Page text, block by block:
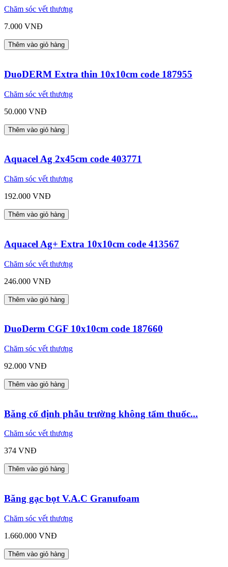
Chăm sóc vết thương
7.000 VNĐ
Thêm vào giỏ hàng
DuoDERM Extra thin 10x10cm code 187955
Chăm sóc vết thương
50.000 VNĐ
Thêm vào giỏ hàng
Aquacel Ag 2x45cm code 403771
Chăm sóc vết thương
192.000 VNĐ
Thêm vào giỏ hàng
Aquacel Ag+ Extra 10x10cm code 413567
Chăm sóc vết thương
246.000 VNĐ
Thêm vào giỏ hàng
DuoDerm CGF 10x10cm code 187660
Chăm sóc vết thương
92.000 VNĐ
Thêm vào giỏ hàng
Băng cố định phẫu trường không tẩm thuốc...
Chăm sóc vết thương
374 VNĐ
Thêm vào giỏ hàng
Băng gạc bọt V.A.C Granufoam
Chăm sóc vết thương
1.660.000 VNĐ
Thêm vào giỏ hàng